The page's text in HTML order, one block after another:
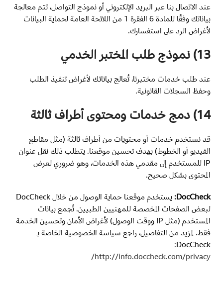
عند الاتصال بنا عبر البريد الإلكتروني أو نموذج التواصل، تتم معالجة
بياناتك وفقًا للمادة 6 الفقرة 1 من اللائحة العامة لحماية البيانات
لأغراض الرد على استفسارك.
13) نموذج طلب المختبر الخدمي
عند طلب خدمات مختبرنا، تُعالج بياناتك لأغراض تنفيذ الطلب
وحفظ السجلات القانونية.
14) دمج خدمات ومحتوى أطراف ثالثة
قد نستخدم خدمات أو محتويات من أطراف ثالثة (مثل مقاطع
الفيديو أو الخطوط) بهدف تحسين موقعنا. يتطلب ذلك نقل عنوان
IP للمستخدم إلى مقدمي هذه الخدمات، وهو ضروري لعرض
المحتوى بشكل صحيح.
DocCheck:
يستخدم موقعنا حماية الوصول من خلال DocCheck
لبعض الصفحات المخصصة للمهنيين الطبيين. تُجمع بيانات
المستخدم (مثل IP ووقت الوصول) لأغراض الأمان وتحسين الخدمة
فقط. لمزيد من التفاصيل، راجع سياسة الخصوصية الخاصة بـ
DocCheck:
http://info.doccheck.com/privacy/